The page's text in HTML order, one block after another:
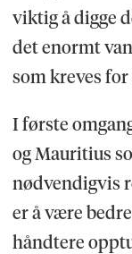
viktig å digge
det enormt
som kreves
I første
og Mauritius
nødvendigvis
er å være
håndtere